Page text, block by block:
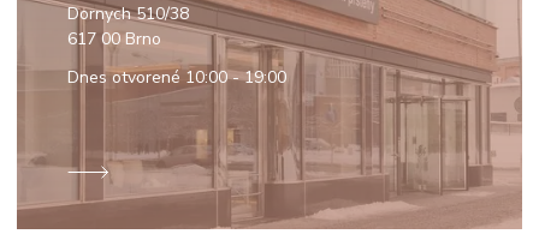
Dornych 510/38
617 00 Brno
Dnes otvorené10:00 - 19:00